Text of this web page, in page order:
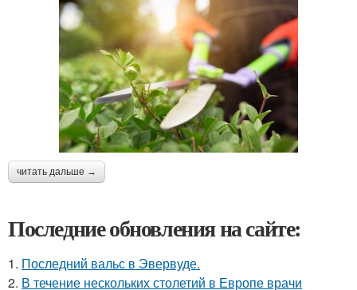
читать дальше →
Последние обновления на сайте:
1. Последний вальс в Эвервуде.
2. В течение нескольких столетий в Европе врачи